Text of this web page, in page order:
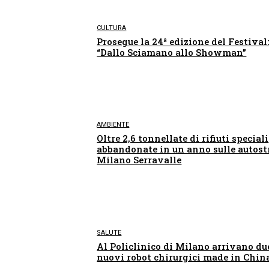
CULTURA
Prosegue la 24ª edizione del Festival:
“Dallo Sciamano allo Showman”
AMBIENTE
Oltre 2,6 tonnellate di rifiuti speciali
abbandonate in un anno sulle
Milano Serravalle
SALUTE
Al Policlinico di Milano arrivano
nuovi robot chirurgici made in